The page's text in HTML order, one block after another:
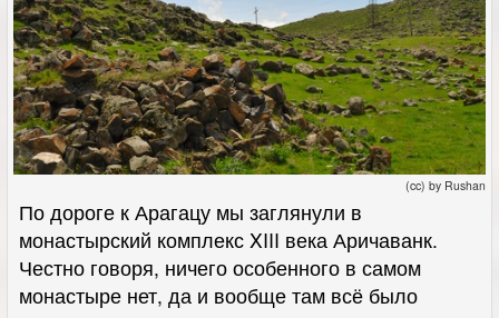
(cc) by Rushan
По дороге к Арагацу мы заглянули в
монастырский комплекс XIII века Аричаванк.
Честно говоря, ничего особенного в самом
монастыре нет, да и вообще там всё было